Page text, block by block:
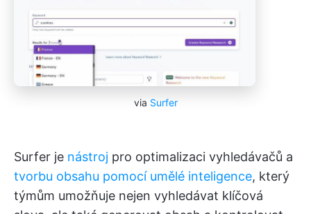
via Surfer
Surfer je nástroj pro optimalizaci vyhledávačů a
tvorbu obsahu pomocí umělé inteligence, který
týmům umožňuje nejen vyhledávat klíčová